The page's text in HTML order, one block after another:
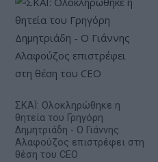
ΣΚΑΪ: Ολοκληρώθηκε η
θητεία του Γρηγόρη
Δημητριάδη - Ο Γιάννης
Αλαφούζος επιστρέφει στη
θέση του CEO